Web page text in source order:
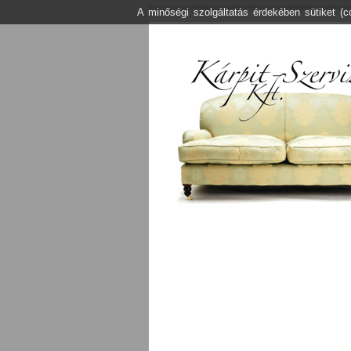
A minőségi szolgáltatás érdekében sütiket